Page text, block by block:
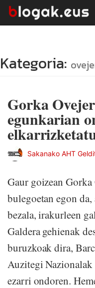
Kategoria:
Gorka
egunkarian
Sakanako AHT
Gaur goizean
bulegoetan egon
bezala, irakurleen
Galdera gehienak
buruzkoak dira,
Auzitegi
ezarri ondoren.